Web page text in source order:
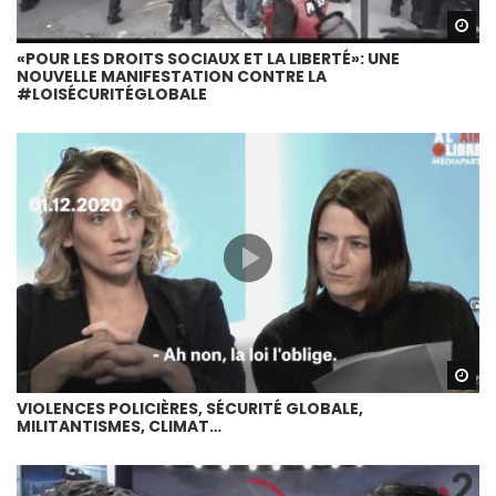
«POUR LES DROITS SOCIAUX ET LA LIBERTÉ»: UNE
NOUVELLE MANIFESTATION CONTRE LA
#LOISÉCURITÉGLOBALE
VIOLENCES POLICIÈRES, SÉCURITÉ GLOBALE,
MILITANTISMES, CLIMAT…